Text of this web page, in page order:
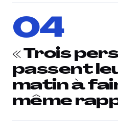
04
« Trois
passent
matin à
même